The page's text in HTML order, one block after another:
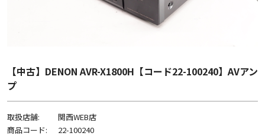
【中古】DENON AVR-X1800H【コード22-100240】AVアン
プ
取扱店舗:
関西WEB店
商品コード:
22-100240